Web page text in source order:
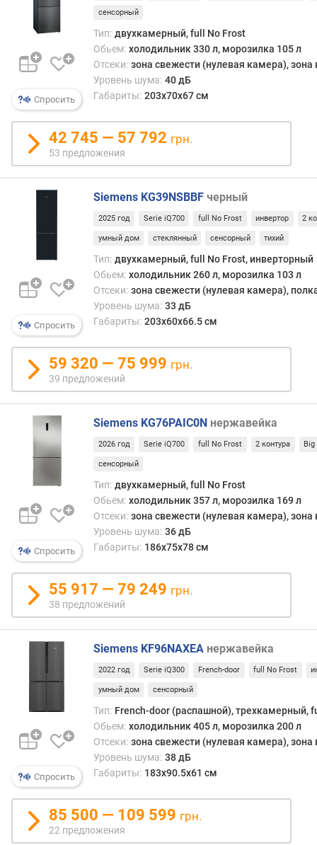
д
е
ш
е
в
х
к
д
о
р
о
т
о
г
и
х
к
д
е
е
ы
п
о
т
з
ы
в
а
м
е
д
б
а
л
Спросить
сенсорный
Тип: двухкамерный, full No Frost
Обьем: холодильник 330 л, морозилка 105 л
Отсеки: зона свежести (нулевая камера), зона
Уровень шума: 40 дБ
Габариты: 203x70x67 см
42 745 — 57 792 грн.
53 предложения
Спросить
Siemens KG39NSBBF черный
2025 год Serie iQ700 full No Frost инвертор 2
умный дом стеклянный сенсорный тихий
Тип: двухкамерный, full No Frost, инверторный
Обьем: холодильник 260 л, морозилка 103 л
Отсеки: зона свежести (нулевая камера),
Уровень шума: 33 дБ
Габариты: 203x60x66.5 см
59 320 — 75 999 грн.
39 предложений
Спросить
Siemens KG76PAIC0N нержавейка
2026 год Serie iQ700 full No Frost 2 контура Big
сенсорный
Тип: двухкамерный, full No Frost
Обьем: холодильник 357 л, морозилка 169 л
Отсеки: зона свежести (нулевая камера),
Уровень шума: 36 дБ
Габариты: 186x75x78 см
55 917 — 79 249 грн.
38 предложений
Спросить
Siemens KF96NAXEA нержавейка
2022 год Serie iQ300 French-door full No Frost
умный дом сенсорный
Тип: French-door (распашной), трехкамерный,
Обьем: холодильник 405 л, морозилка 200 л
Отсеки: зона свежести (нулевая камера), зона
Уровень шума: 38 дБ
Габариты: 183x90.5x61 см
85 500 — 109 599 грн.
22 предложения